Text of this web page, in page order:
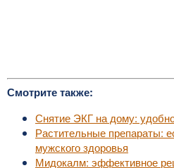
Смотрите также:
Снятие ЭКГ на дому:
Растительные препараты:
мужского здоровья
Мидокалм: эффективное